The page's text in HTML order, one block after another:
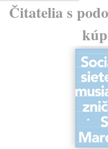
Čitatelia s